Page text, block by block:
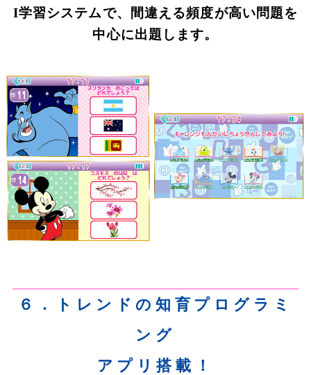
I学習システムで、間違える頻度が高い問題を
中心に出題します。
６．トレンドの知育プログラミ
ング
アプリ搭載！